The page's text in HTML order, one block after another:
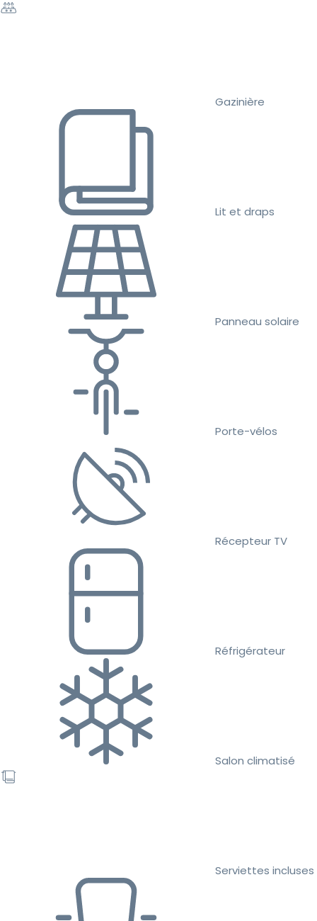
Gazinière
Lit et draps
Panneau solaire
Porte-vélos
Récepteur TV
Réfrigérateur
Salon climatisé
Serviettes incluses